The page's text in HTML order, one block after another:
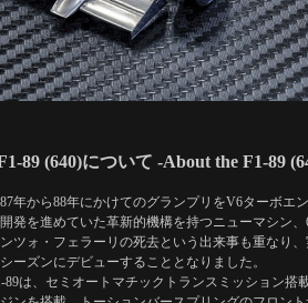
89 (640)について -About the F1-89
年から88年にかけてのグランプリをV6ターボエ
発を進めていた革新的機構を持つニューマシン
ツォ・フェラーリの死去という出来事も重なり
ーズンにデビューすることとなりました。
89は、セミオートマチックトランスミッション